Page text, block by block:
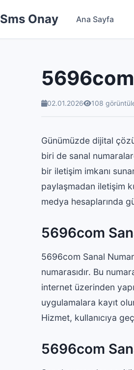
Sms Onay Ana Sayfa
02.01.2026 108
Günümüzde dijital
biri de sanal
bir iletişim imkanı
paylaşmadan iletişim
medya hesaplarında
5696com
5696com Sanal
numarasıdır. Bu
internet üzerinden
uygulamalara kayıt
Hizmet, kullanıcıya
5696com